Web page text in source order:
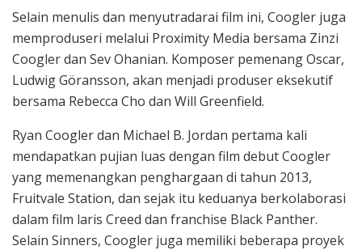
Selain menulis dan menyutradarai film ini, Coogler juga
memproduseri melalui Proximity Media bersama Zinzi
Coogler dan Sev Ohanian. Komposer pemenang Oscar,
Ludwig Göransson, akan menjadi produser eksekutif
bersama Rebecca Cho dan Will Greenfield.
Ryan Coogler dan Michael B. Jordan pertama kali
mendapatkan pujian luas dengan film debut Coogler
yang memenangkan penghargaan di tahun 2013,
Fruitvale Station, dan sejak itu keduanya berkolaborasi
dalam film laris Creed dan franchise Black Panther.
Selain Sinners, Coogler juga memiliki beberapa proyek